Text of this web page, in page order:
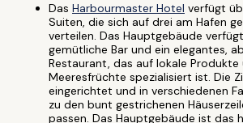
Das Harbourmaster Hotel verfügt
Suiten, die sich auf drei am Hafen
verteilen. Das Hauptgebäude
gemütliche Bar und ein elegantes,
Restaurant, das auf lokale Produkte
Meeresfrüchte spezialisiert ist. Die
eingerichtet und in verschiedenen
zu den bunt gestrichenen
passen. Das Hauptgebäude ist das